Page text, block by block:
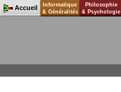
Accueil
Informatique
& Généralités
Philosophie
& Psychologie